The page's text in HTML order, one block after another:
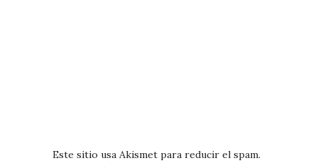
Este sitio usa Akismet para reducir el spam.